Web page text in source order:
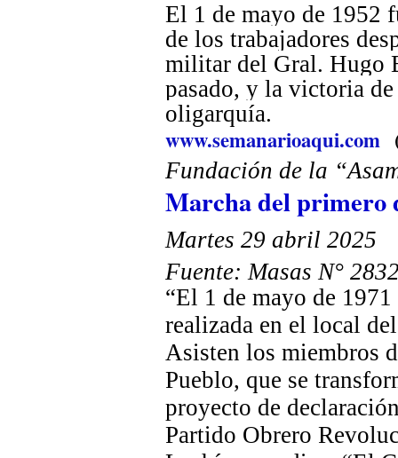
El 1 de mayo de 1952
de los trabajadores
militar del Gral. Hugo
pasado, y la victoria
oligarquía.
www.semanarioaqui.com
Fundación de la
Marcha del primero
Martes 29 abril 2025
Fuente: Masas N°
“El 1 de mayo de
realizada en el local
Asisten los miembros
Pueblo, que se
proyecto de
Partido Obrero